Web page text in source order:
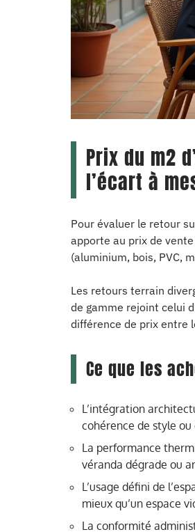
Prix du m2
l’écart à
Pour évaluer le retour
apporte au prix de
(aluminium, bois, PVC,
Les retours terrain
de gamme rejoint celui
différence de prix entre
Ce que les
L’intégration
cohérence de style
La performance
véranda dégrade ou
L’usage défini de
mieux qu’un espace
La conformité